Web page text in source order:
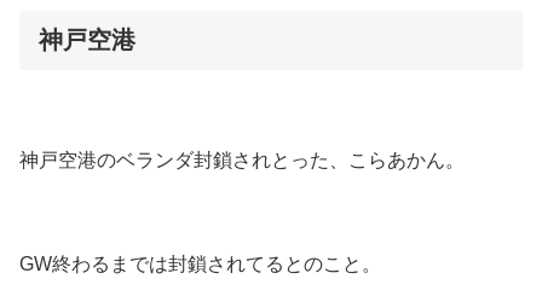
神戸空港
神戸空港のベランダ封鎖されとった、こらあかん。
GW終わるまでは封鎖されてるとのこと。